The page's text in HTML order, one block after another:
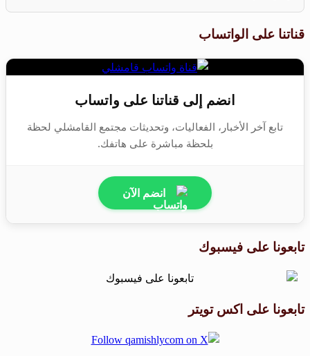
قناتنا على الواتساب
انضم إلى قناتنا على واتساب
تابع آخر الأخبار، الفعاليات، وتحديثات مجتمع القامشلي لحظة
بلحظة مباشرة على هاتفك.
انضم الآن
تابعونا على فيسبوك
تابعونا على اكس تويتر